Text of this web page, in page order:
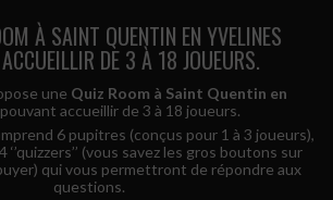
À SAINT QUENTIN EN YVELINES
DE 3 À 18 JOUEURS.
une Quiz Room à Saint Quentin en
pouvant accueillir de 3 à 18 joueurs.
6 pupitres (conçus pour 1 à 3 joueurs),
(vous savez les gros boutons sur
qui vous permettront de répondre aux
questions.